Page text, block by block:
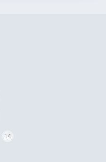
14